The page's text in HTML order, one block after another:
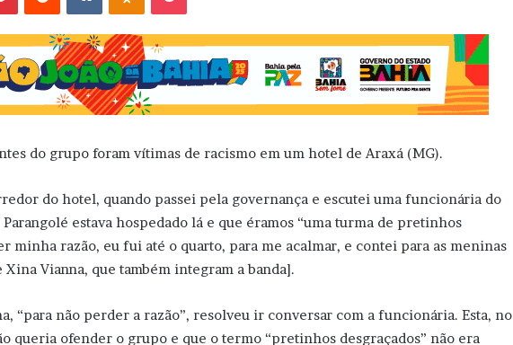
do grupo foram vítimas de racismo em um hotel de Araxá (MG).
do hotel, quando passei pela governança e escutei uma funcionária do
estava hospedado lá e que éramos “uma turma de pretinhos
minha razão, eu fui até o quarto, para me acalmar, e contei para as meninas
Vianna, que também integram a banda].
“para não perder a razão”, resolveu ir conversar com a funcionária. Esta, no
queria ofender o grupo e que o termo “pretinhos desgraçados” não era